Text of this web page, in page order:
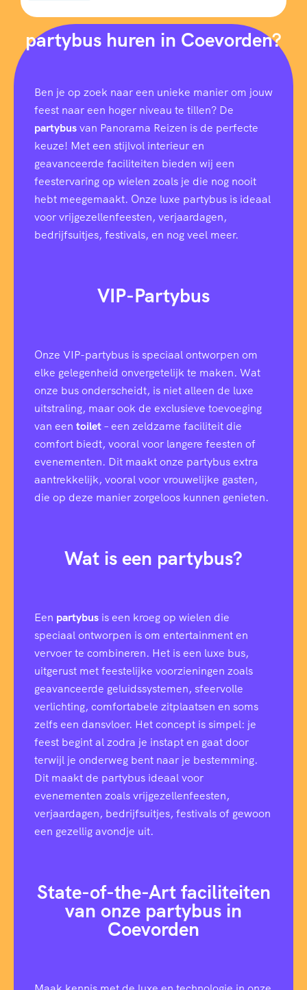
partybus huren in Coevorden?
Ben je op zoek naar een unieke manier om jouw
feest naar een hoger niveau te tillen? De
partybusvan Panorama Reizen is de perfecte
keuze! Met een stijlvol interieur en
geavanceerde faciliteiten bieden wij een
feestervaring op wielen zoals je die nog nooit
hebt meegemaakt. Onze luxe partybus is ideaal
voor vrijgezellenfeesten, verjaardagen,
bedrijfsuitjes, festivals, en nog veel meer.
VIP-Partybus
Onze VIP-partybus is speciaal ontworpen om
elke gelegenheid onvergetelijk te maken. Wat
onze bus onderscheidt, is niet alleen de luxe
uitstraling, maar ook de exclusieve toevoeging
van een toilet– een zeldzame faciliteit die
comfort biedt, vooral voor langere feesten of
evenementen. Dit maakt onze partybus extra
aantrekkelijk, vooral voor vrouwelijke gasten,
die op deze manier zorgeloos kunnen genieten.
Wat is een partybus?
Een partybus is een kroeg op wielen die
speciaal ontworpen is om entertainment en
vervoer te combineren. Het is een luxe bus,
uitgerust met feestelijke voorzieningen zoals
geavanceerde geluidssystemen, sfeervolle
verlichting, comfortabele zitplaatsen en soms
zelfs een dansvloer. Het concept is simpel: je
feest begint al zodra je instapt en gaat door
terwijl je onderweg bent naar je bestemming.
Dit maakt de partybus ideaal voor
evenementen zoals vrijgezellenfeesten,
verjaardagen, bedrijfsuitjes, festivals of gewoon
een gezellig avondje uit.
State-of-the-Art faciliteiten
van onze partybus in
Coevorden